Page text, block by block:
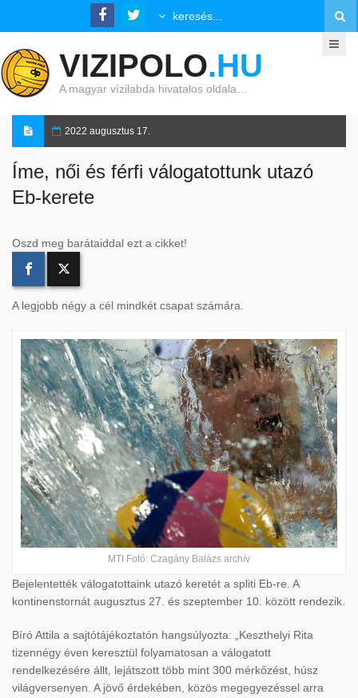
VIZIPOLO.HU
A magyar vízilabda hivatalos oldala…
2022 augusztus 17.
Íme, női és férfi válogatottunk utazó
Eb-kerete
Oszd meg barátaiddal ezt a cikket!
A legjobb négy a cél mindkét csapat számára.
MTI Fotó: Czagány Balázs archív
Bejelentették válogatottaink utazó keretét a spliti Eb-re. A
kontinenstornát augusztus 27. és szeptember 10. között rendezik.
Bíró Attila a sajtótájékoztatón hangsúlyozta: „Keszthelyi Rita
tizennégy éven keresztül folyamatosan a válogatott
rendelkezésére állt, lejátszott több mint 300 mérkőzést, húsz
világversenyen. A jövő érdekében, közös megegyezéssel arra